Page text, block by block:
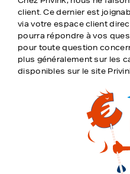
client. Ce dernier est
via votre espace client
pourra répondre à vos
pour toute question
plus généralement sur les
disponibles sur le site